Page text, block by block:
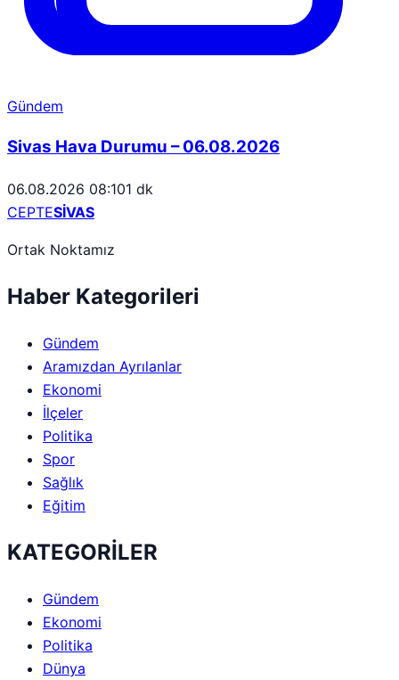
Gündem
Sivas Hava Durumu – 06.08.2026
06.08.2026 08:101 dk
CEPTESİVAS
Ortak Noktamız
Haber Kategorileri
Gündem
Aramızdan Ayrılanlar
Ekonomi
İlçeler
Politika
Spor
Sağlık
Eğitim
KATEGORİLER
Gündem
Ekonomi
Politika
Dünya